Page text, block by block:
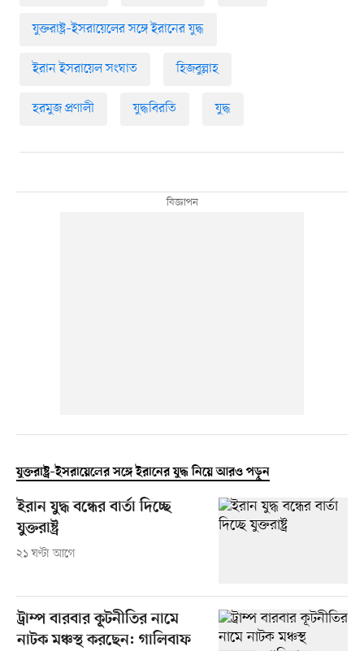
যুক্তরাষ্ট্র–ইসরায়েলের সঙ্গে ইরানের যুদ্ধ
ইরান ইসরায়েল সংঘাত হিজবুল্লাহ
হরমুজ প্রণালী যুদ্ধবিরতি যুদ্ধ
যুক্তরাষ্ট্র–ইসরায়েলের সঙ্গে ইরানের যুদ্ধ নিয়ে আরও পড়ুন
ইরান যুদ্ধ বন্ধের বার্তা দিচ্ছে
যুক্তরাষ্ট্র
২১ ঘণ্টা আগে
ট্রাম্প বারবার কূটনীতির নামে
নাটক মঞ্চস্থ করছেন: গালিবাফ